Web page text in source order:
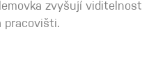
zvyšují viditelnost
pracovišti.